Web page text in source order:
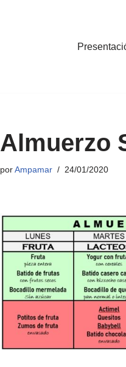
Almuerzo
porAmpamar 24/01/2020